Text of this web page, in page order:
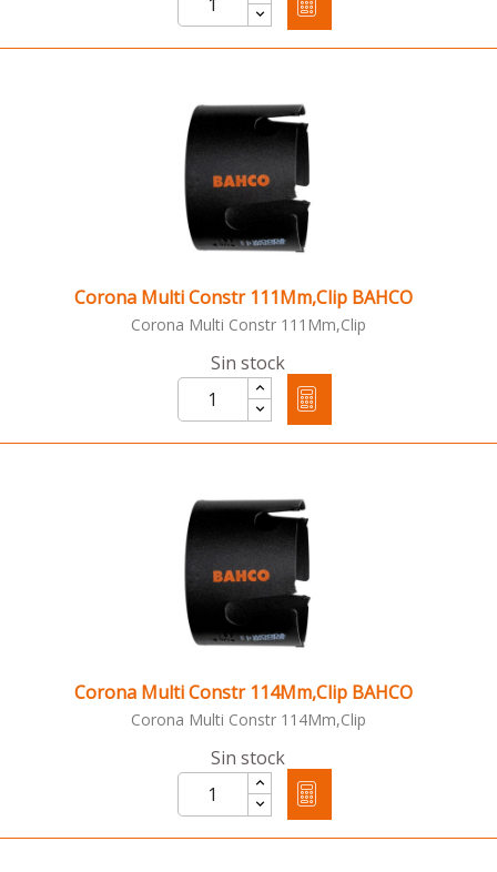
Corona Multi Constr 111Mm,Clip BAHCO
Corona Multi Constr 111Mm,Clip
Sin stock
Corona Multi Constr 114Mm,Clip BAHCO
Corona Multi Constr 114Mm,Clip
Sin stock